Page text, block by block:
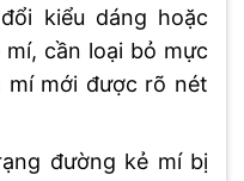
kiểu dáng hoặc
cần loại bỏ mực
mí mới được rõ nét
đường kẻ mí bị